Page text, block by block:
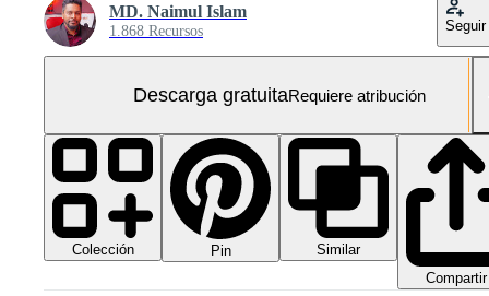
MD. Naimul Islam
1.868 Recursos Seguir
Descarga gratuitaRequiere atribución
Colección Pin
Similar
Compartir